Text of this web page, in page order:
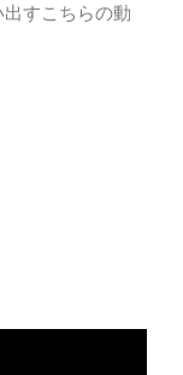
すこちらの動